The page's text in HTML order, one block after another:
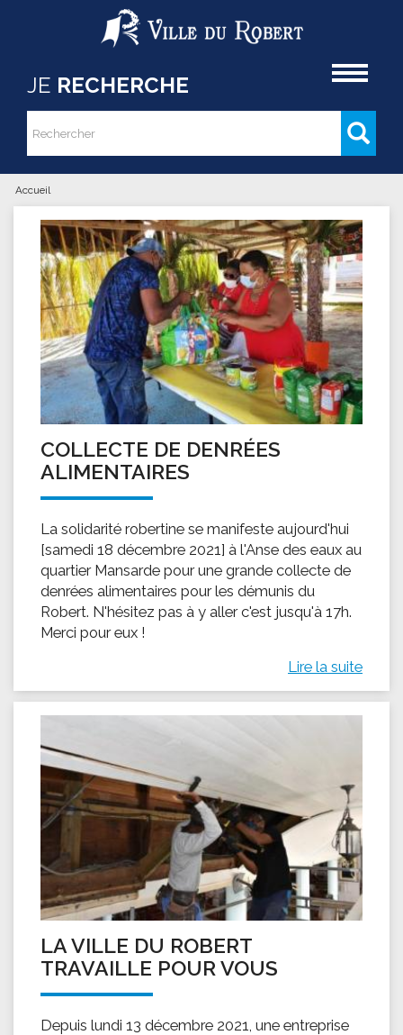
Aller au contenu principal
JE RECHERCHE
Formulaire de recherche
Rechercher
Vous êtes ici
Accueil
COLLECTE DE DENRÉES
ALIMENTAIRES
La solidarité robertine se manifeste aujourd'hui
[samedi 18 décembre 2021] à l'Anse des eaux au
quartier Mansarde pour une grande collecte de
denrées alimentaires pour les démunis du
Robert. N'hésitez pas à y aller c'est jusqu'à 17h.
Merci pour eux !
Lire la suite
LA VILLE DU ROBERT
TRAVAILLE POUR VOUS
Depuis lundi 13 décembre 2021, une entreprise